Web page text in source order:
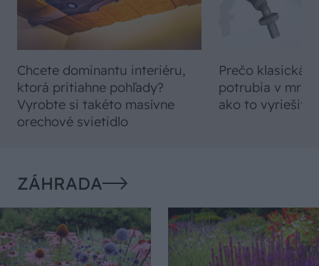
Chcete dominantu interiéru,
ktorá pritiahne pohľady?
Vyrobte si takéto masívne
orechové svietidlo
Prečo klasická
potrubia v
ako to vyriešiť
ZÁHRADA